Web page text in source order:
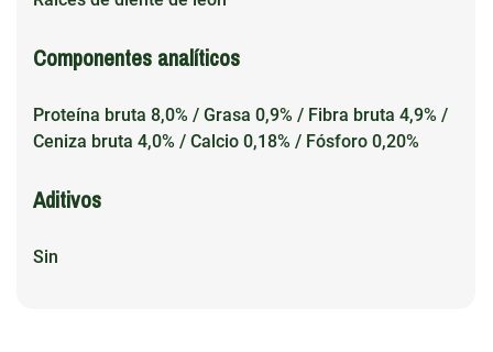
Componentes analíticos
Proteína bruta 8,0% / Grasa 0,9% / Fibra bruta 4,9% /
Ceniza bruta 4,0% / Calcio 0,18% / Fósforo 0,20%
Aditivos
Sin